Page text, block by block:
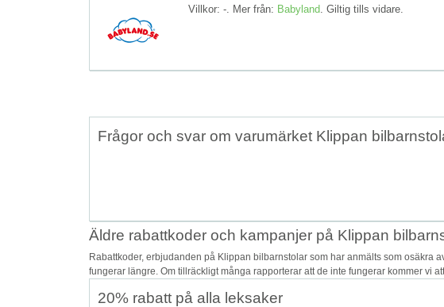
Villkor: -. Mer från: Babyland . Giltig tills vidare.
Frågor och svar om varumärket Klippan
Äldre rabattkoder och kampanjer på Klippan
Rabattkoder, erbjudanden på Klippan bilbarnstolar som har anmälts som osäkra
fungerar längre. Om tillräckligt många rapporterar att de inte fungerar kommer vi
20% rabatt på alla leksaker